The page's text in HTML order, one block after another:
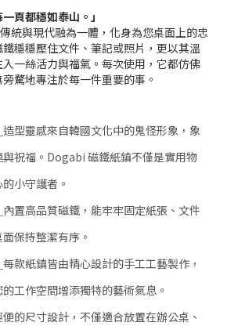
頁都穩如泰山。」
統與現代融為一體，化身為您桌面上的忠
穩穩壓住文件、筆記或照片，更以其溫
一絲活力與福氣。每次使用，它都仿佛
騖地專注於每一件重要的事。
造型靈感來自韓國文化中的鬼怪形象，象
祝福。Dogabi 磁鐵紙鎮不僅是實用物
小守護者。
內置高品質磁鐵，能牢牢固定紙張、文件
保持整潔有序。
每款紙鎮皆由精心設計的手工工藝製作，
工作空間增添獨特的藝術氣息。
便的尺寸設計，不僅適合放置在辦公桌、